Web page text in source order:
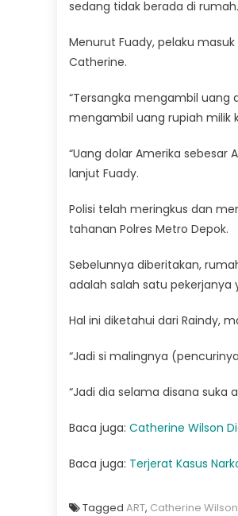
sedang tidak berada di rumah.
Menurut Fuady, pelaku
Catherine.
“Tersangka mengambil uang
mengambil uang rupiah milik
“Uang dolar Amerika sebesar
lanjut Fuady.
Polisi telah meringkus dan
tahanan Polres Metro Depok.
Sebelunnya diberitakan,
adalah salah satu
Hal ini diketahui dari Raindy,
“Jadi si malingnya
“Jadi dia selama disana suka
Baca juga: Catherine Wilson
Baca juga: Terjerat Kasus
Tagged ART, Catherine Wilson